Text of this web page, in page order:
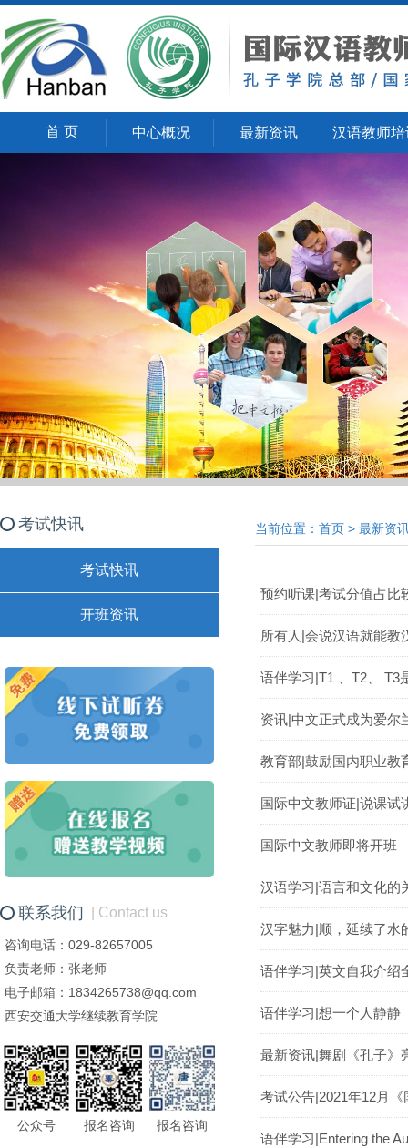
首 页 中心概况 最新资讯 汉语教师培
考试快讯
考试快讯
开班资讯
联系我们 | Contact us
咨询电话：029-82657005
负责老师：张老师
电子邮箱：1834265738@qq.com
西安交通大学继续教育学院
公众号 报名咨询 报名咨询
当前位置： 首页 > 最新资
预约听课|考试分值占比
所有人|会说汉语就能教
语伴学习|T1 、T2、 T3
资讯|中文正式成为爱尔
教育部|鼓励国内职业教
国际中文教师证|说课试
国际中文教师即将开班
汉语学习|语言和文化的
汉字魅力|顺，延续了水
语伴学习|英文自我介绍
语伴学习|想一个人静静
最新资讯|舞剧《孔子》
考试公告|2021年12月
语伴学习|Entering the